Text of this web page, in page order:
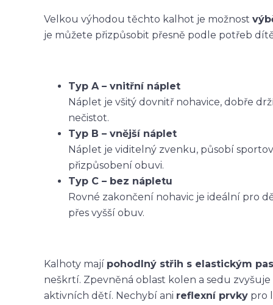
Velkou výhodou těchto kalhot je možnost
je můžete přizpůsobit přesně podle potřeb
Typ A – vnitřní náplet
Náplet je všitý dovnitř nohavice, dobře
nečistot.
Typ B – vnější náplet
Náplet je viditelný zvenku, působí
přizpůsobení obuvi.
Typ C – bez nápletu
Rovné zakončení nohavic je ideální pro
přes vyšší obuv.
Kalhoty mají pohodlný střih s elastickým
neškrtí. Zpevněná oblast kolen a sedu
aktivních dětí. Nechybí ani reflexní prvky pro